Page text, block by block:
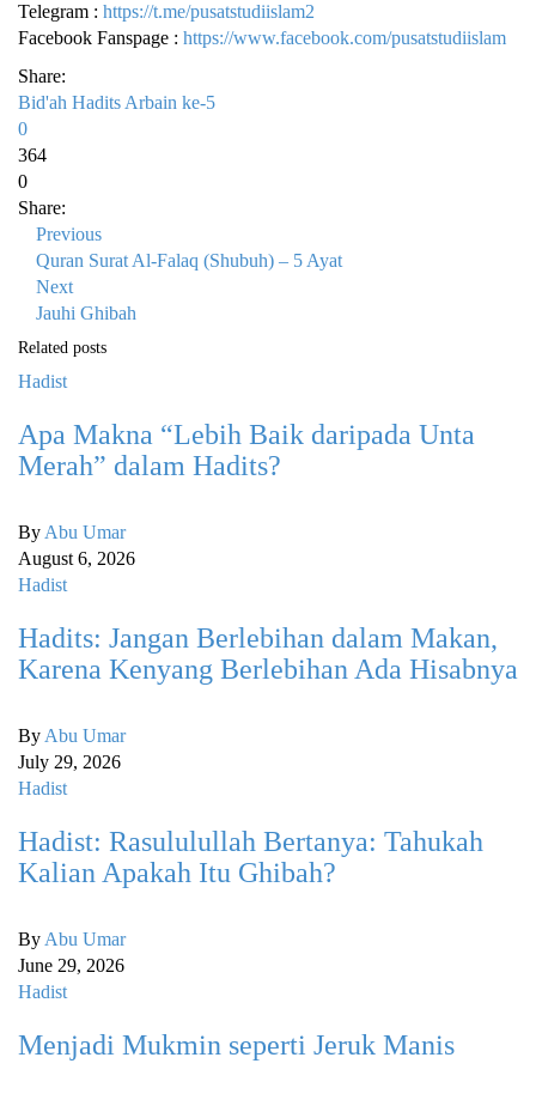
Telegram : https://t.me/pusatstudiislam2
Facebook Fanspage : https://www.facebook.com/pusatstudiislam
Share:
Bid'ah Hadits Arbain ke-5
0
364
0
Share:
Previous
Quran Surat Al-Falaq (Shubuh) – 5 Ayat
Next
Jauhi Ghibah
Related posts
Hadist
Apa Makna “Lebih Baik daripada Unta
Merah” dalam Hadits?
By Abu Umar
August 6, 2026
Hadist
Hadits: Jangan Berlebihan dalam Makan,
Karena Kenyang Berlebihan Ada Hisabnya
By Abu Umar
July 29, 2026
Hadist
Hadist: Rasululullah Bertanya: Tahukah
Kalian Apakah Itu Ghibah?
By Abu Umar
June 29, 2026
Hadist
Menjadi Mukmin seperti Jeruk Manis